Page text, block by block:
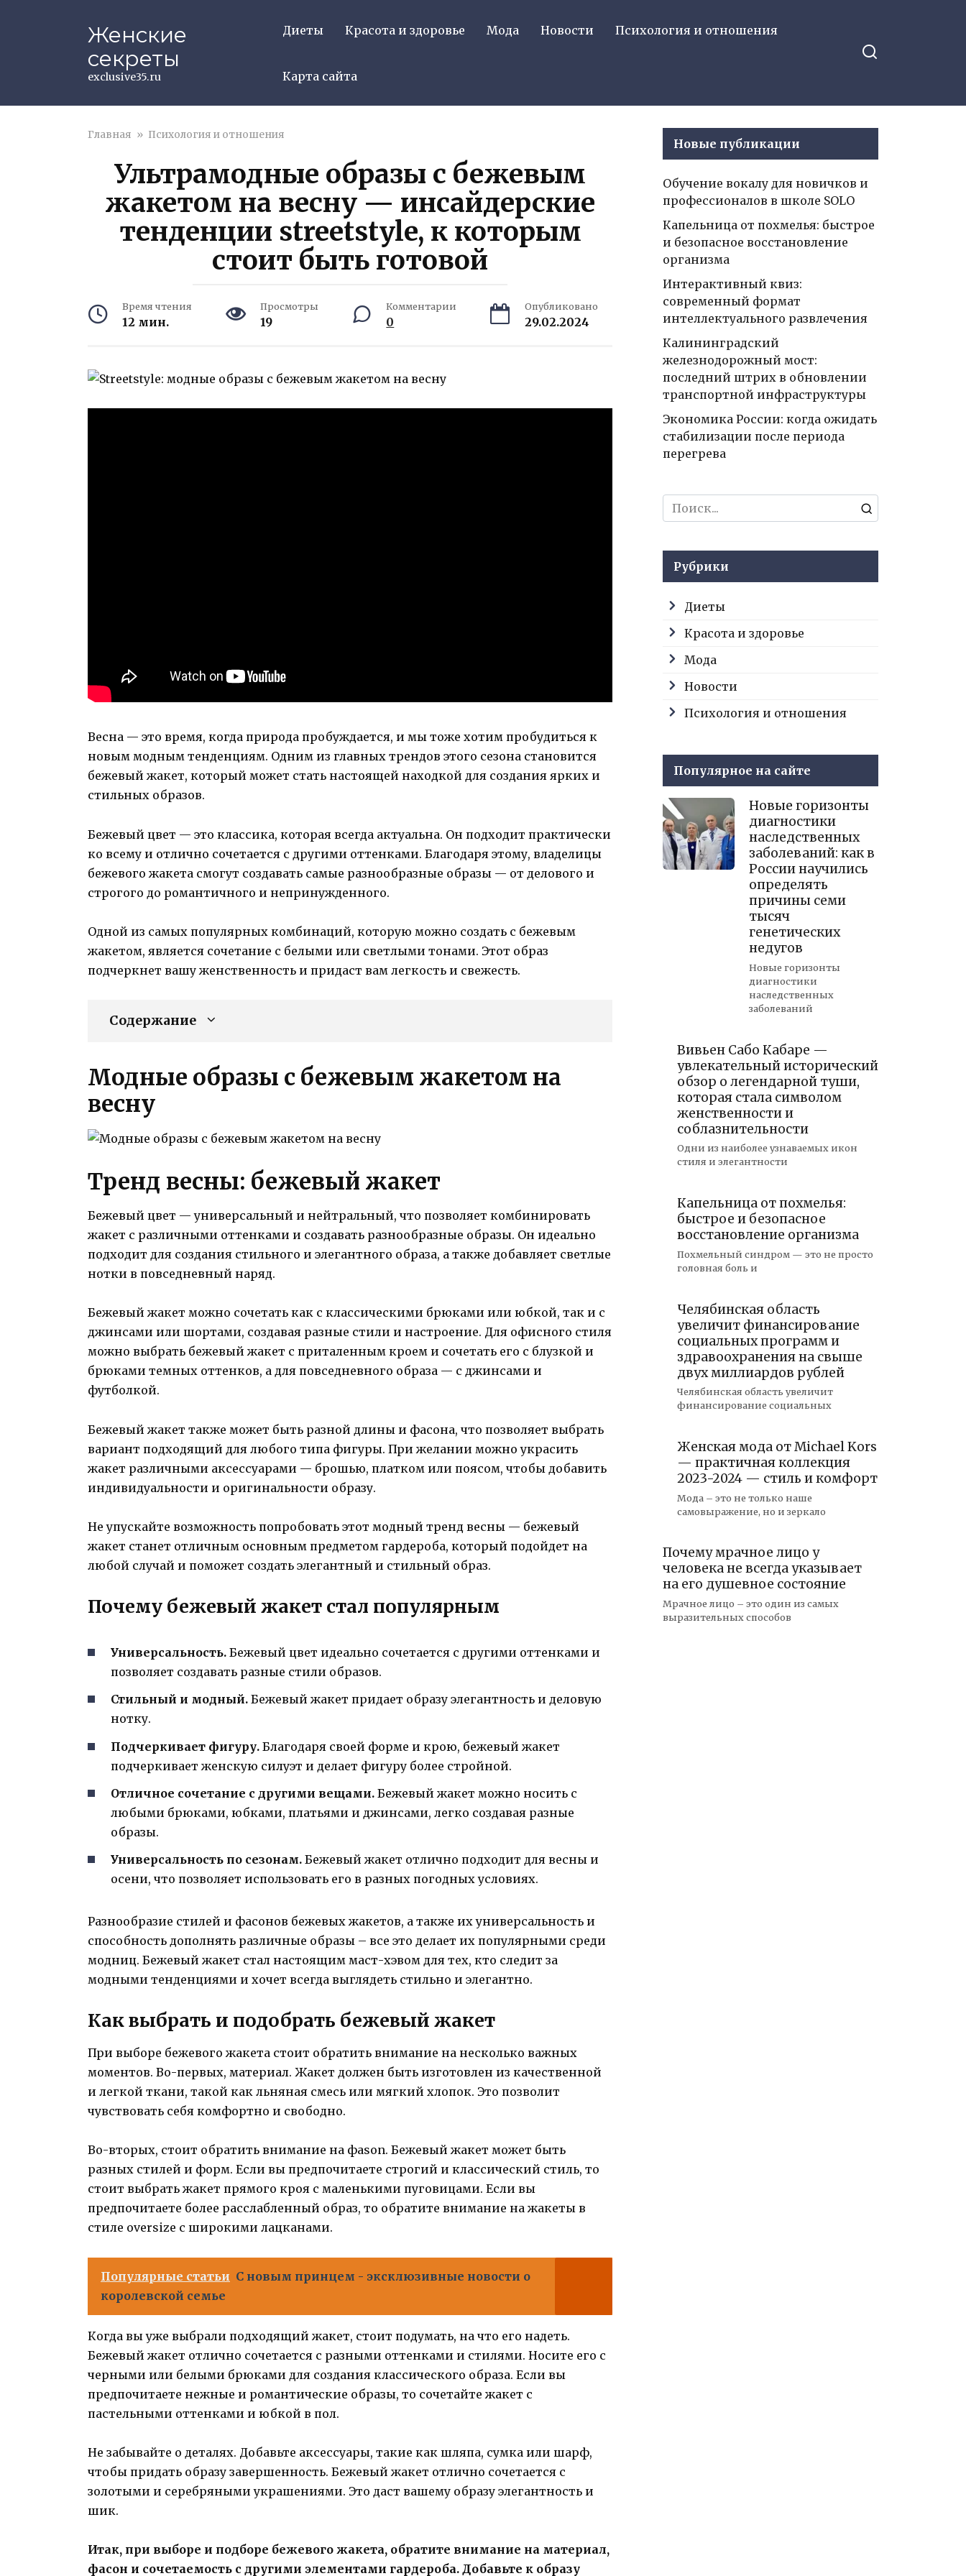
Женские
секреты
exclusive35.ru
Диеты Красота и здоровье Мода Новости Психология и отношения
Карта сайта
Главная » Психология и отношения
Ультрамодные образы с бежевым
жакетом на весну — инсайдерские
тенденции streetstyle, к которым
стоит быть готовой
Время чтения
12 мин.
Просмотры
19
Комментарии
0
Опубликовано
29.02.2024
Весна — это время, когда природа пробуждается, и мы тоже хотим пробудиться к
новым модным тенденциям. Одним из главных трендов этого сезона становится
бежевый жакет, который может стать настоящей находкой для создания ярких и
стильных образов.
Бежевый цвет — это классика, которая всегда актуальна. Он подходит практически
ко всему и отлично сочетается с другими оттенками. Благодаря этому, владелицы
бежевого жакета смогут создавать самые разнообразные образы — от делового и
строгого до романтичного и непринужденного.
Одной из самых популярных комбинаций, которую можно создать с бежевым
жакетом, является сочетание с белыми или светлыми тонами. Этот образ
подчеркнет вашу женственность и придаст вам легкость и свежесть.
Содержание
Модные образы с бежевым жакетом на
весну
Тренд весны: бежевый жакет
Бежевый цвет — универсальный и нейтральный, что позволяет комбинировать
жакет с различными оттенками и создавать разнообразные образы. Он идеально
подходит для создания стильного и элегантного образа, а также добавляет светлые
нотки в повседневный наряд.
Бежевый жакет можно сочетать как с классическими брюками или юбкой, так и с
джинсами или шортами, создавая разные стили и настроение. Для офисного стиля
можно выбрать бежевый жакет с приталенным кроем и сочетать его с блузкой и
брюками темных оттенков, а для повседневного образа — с джинсами и
футболкой.
Бежевый жакет также может быть разной длины и фасона, что позволяет выбрать
вариант подходящий для любого типа фигуры. При желании можно украсить
жакет различными аксессуарами — брошью, платком или поясом, чтобы добавить
индивидуальности и оригинальности образу.
Не упускайте возможность попробовать этот модный тренд весны — бежевый
жакет станет отличным основным предметом гардероба, который подойдет на
любой случай и поможет создать элегантный и стильный образ.
Почему бежевый жакет стал популярным
Универсальность. Бежевый цвет идеально сочетается с другими оттенками и
позволяет создавать разные стили образов.
Стильный и модный. Бежевый жакет придает образу элегантность и деловую
нотку.
Подчеркивает фигуру. Благодаря своей форме и крою, бежевый жакет
подчеркивает женскую силуэт и делает фигуру более стройной.
Отличное сочетание с другими вещами. Бежевый жакет можно носить с
любыми брюками, юбками, платьями и джинсами, легко создавая разные
образы.
Универсальность по сезонам. Бежевый жакет отлично подходит для весны и
осени, что позволяет использовать его в разных погодных условиях.
Разнообразие стилей и фасонов бежевых жакетов, а также их универсальность и
способность дополнять различные образы – все это делает их популярными среди
модниц. Бежевый жакет стал настоящим маст-хэвом для тех, кто следит за
модными тенденциями и хочет всегда выглядеть стильно и элегантно.
Как выбрать и подобрать бежевый жакет
При выборе бежевого жакета стоит обратить внимание на несколько важных
моментов. Во-первых, материал. Жакет должен быть изготовлен из качественной
и легкой ткани, такой как льняная смесь или мягкий хлопок. Это позволит
чувствовать себя комфортно и свободно.
Во-вторых, стоит обратить внимание на фason. Бежевый жакет может быть
разных стилей и форм. Если вы предпочитаете строгий и классический стиль, то
стоит выбрать жакет прямого кроя с маленькими пуговицами. Если вы
предпочитаете более расслабленный образ, то обратите внимание на жакеты в
стиле oversize с широкими лацканами.
Популярные статьи С новым принцем - эксклюзивные новости о
королевской семье
Когда вы уже выбрали подходящий жакет, стоит подумать, на что его надеть.
Бежевый жакет отлично сочетается с разными оттенками и стилями. Носите его с
черными или белыми брюками для создания классического образа. Если вы
предпочитаете нежные и романтические образы, то сочетайте жакет с
пастельными оттенками и юбкой в пол.
Не забывайте о деталях. Добавьте аксессуары, такие как шляпа, сумка или шарф,
чтобы придать образу завершенность. Бежевый жакет отлично сочетается с
золотыми и серебряными украшениями. Это даст вашему образу элегантность и
шик.
Итак, при выборе и подборе бежевого жакета, обратите внимание на материал,
фасон и сочетаемость с другими элементами гардероба. Добавьте к образу
Новые публикации
Обучение вокалу для новичков и
профессионалов в школе SOLO
Капельница от похмелья: быстрое
и безопасное восстановление
организма
Интерактивный квиз:
современный формат
интеллектуального развлечения
Калининградский
железнодорожный мост:
последний штрих в обновлении
транспортной инфраструктуры
Экономика России: когда ожидать
стабилизации после периода
перегрева
Search
for:
Рубрики
Диеты
Красота и здоровье
Мода
Новости
Психология и отношения
Популярное на сайте
Новые горизонты
диагностики
наследственных
заболеваний: как в
России научились
определять
причины семи
тысяч
генетических
недугов
Новые горизонты
диагностики
наследственных
заболеваний
Вивьен Сабо Кабаре —
увлекательный исторический
обзор о легендарной туши,
которая стала символом
женственности и
соблазнительности
Одни из наиболее узнаваемых икон
стиля и элегантности
Капельница от похмелья:
быстрое и безопасное
восстановление организма
Похмельный синдром — это не просто
головная боль и
Челябинская область
увеличит финансирование
социальных программ и
здравоохранения на свыше
двух миллиардов рублей
Челябинская область увеличит
финансирование социальных
Женская мода от Michael Kors
— практичная коллекция
2023-2024 — стиль и комфорт
Мода – это не только наше
самовыражение, но и зеркало
Почему мрачное лицо у
человека не всегда указывает
на его душевное состояние
Мрачное лицо – это один из самых
выразительных способов